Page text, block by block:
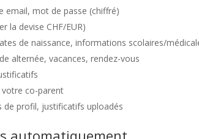
email, mot de passe (chiffré)
la devise CHF/EUR)
de naissance, informations scolaires/
alternée, vacances, rendez-vous
votre co-parent
de profil, justificatifs uploadés
automatiquement